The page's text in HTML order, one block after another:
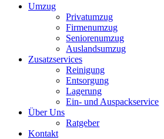
Umzug
Privatumzug
Firmenumzug
Seniorenumzug
Auslandsumzug
Zusatzservices
Reinigung
Entsorgung
Lagerung
Ein- und Auspackservice
Über Uns
Ratgeber
Kontakt